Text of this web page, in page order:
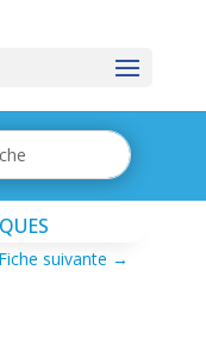
Fiche suivante →